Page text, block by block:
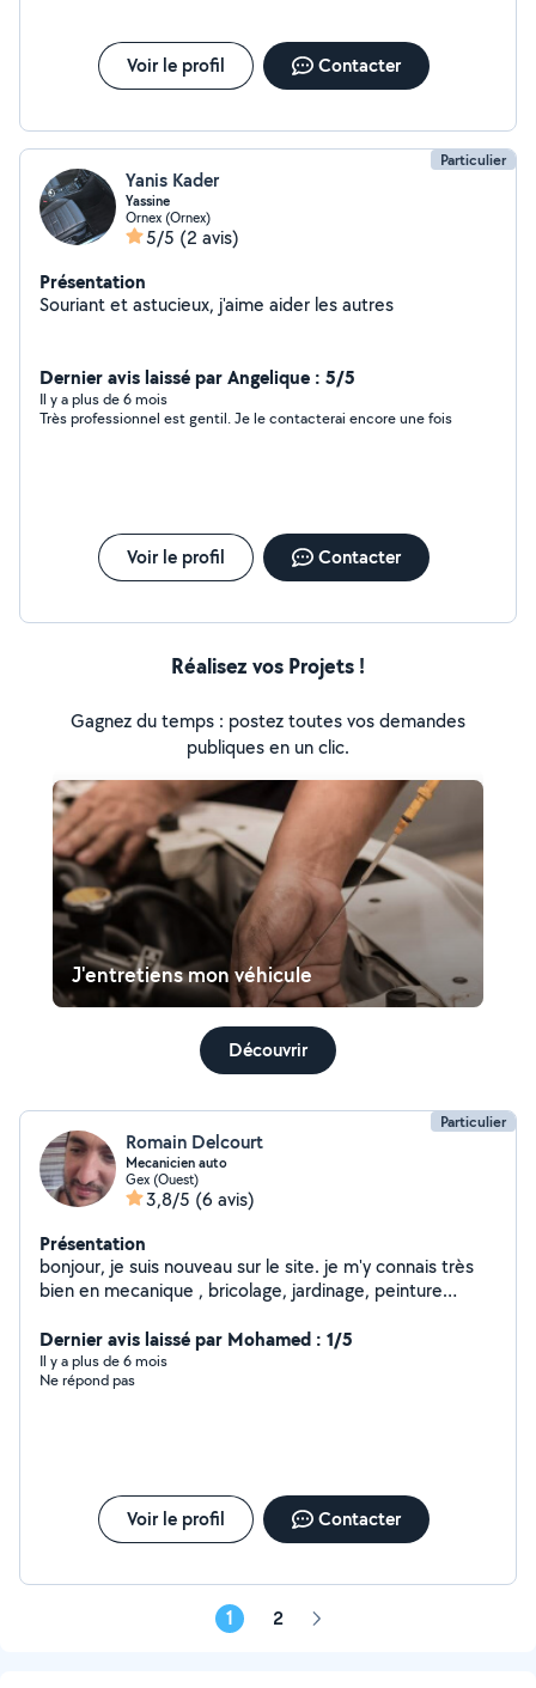
Voir le profil Contacter
Particulier
Yanis Kader
Yassine
Ornex (Ornex)
5/5 (2 avis)
Présentation
Souriant et astucieux, j'aime aider les autres
Dernier avis laissé par Angelique : 5/5
Il y a plus de 6 mois
Très professionnel est gentil. Je le contacterai encore une fois
Voir le profil Contacter
Réalisez vos Projets !
Gagnez du temps : postez toutes vos demandes
publiques en un clic.
J'entretiens mon véhicule
Découvrir
Particulier
Romain Delcourt
Mecanicien auto
Gex (Ouest)
3,8/5 (6 avis)
Présentation
bonjour, je suis nouveau sur le site. je m'y connais très
bien en mecanique , bricolage, jardinage, peinture
que l'abonnement pour répondre aux offres de voitures
donc si c est autre chose, n'hésitez pas à me contacter
disponible les week-ends merci de me contacter que si
Dernier avis laissé par Mohamed : 1/5
Il y a plus de 6 mois
Ne répond pas
Voir le profil Contacter
1 2 Page